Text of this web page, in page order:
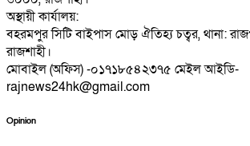
অস্থায়ী কার্যালয়:
বহরমপুর সিটি বাইপাস মোড় ঐতিহ্য চত্বর, থানা:
রাজশাহী।
মোবাইল (অফিস) -০১৭১৮৫৪২৩৭৫ মেইল আইডি-
rajnews24hk@gmail.com
Opinion